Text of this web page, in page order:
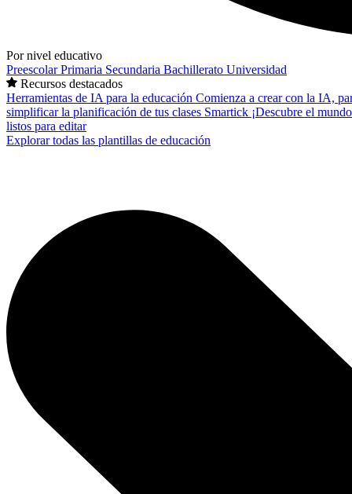
Por nivel educativo
PreescolarPrimaria Secundaria Bachillerato Universidad
Recursos destacados
Herramientas de IA para la educación Comienza a crear con la IA,
simplificar la planificación de tus clases Smartick ¡Descubre el
listos para editar
Explorar todas las plantillas de educación